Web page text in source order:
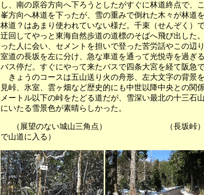
し、南の原谷方向へ下ろうとしたがすぐに林道終点で、
峯方向へ林道を下ったが、雪の重みで倒れた木々が林道
林道？はあまり使われていない様だ。千束（せんぞく）
迂回してやっと東海自然歩道の道標のそばへ飛び出した
った人に会い、セメントを担いで登った苦労話やこの辺
室道の長坂を左に分け、急な車道を通って光悦寺を過ぎ
バス停だ。すぐにやって来たバスで四条大宮を経て阪急で
きょうのコースは五山送り火の舟形、左大文字の背景
見峠、氷室、雲ヶ畑など歴史的にも中世以降中央との関
メートル以下の峠をたどる道だが、雪深い最北の十三石
にいたる雪景色が素晴らしかった。
（展望のない城山三角点） （長
で山道に入る）